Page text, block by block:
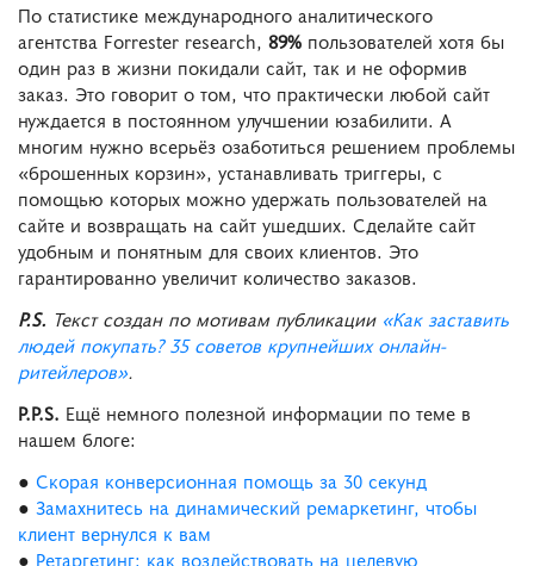
По статистике международного аналитического
агентства Forrester research, 89% пользователей хотя бы
один раз в жизни покидали сайт, так и не оформив
заказ. Это говорит о том, что практически любой сайт
нуждается в постоянном улучшении юзабилити. А
многим нужно всерьёз озаботиться решением проблемы
«брошенных корзин», устанавливать триггеры, с
помощью которых можно удержать пользователей на
сайте и возвращать на сайт ушедших. Сделайте сайт
удобным и понятным для своих клиентов. Это
гарантированно увеличит количество заказов.
P.S. Текст создан по мотивам публикации «Как заставить
людей покупать? 35 советов крупнейших онлайн-
ритейлеров».
P.P.S. Ещё немного полезной информации по теме в
нашем блоге:
● Скорая конверсионная помощь за 30 секунд
● Замахнитесь на динамический ремаркетинг, чтобы
клиент вернулся к вам
● Ретаргетинг: как воздействовать на целевую